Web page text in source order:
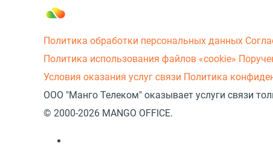
Политика обработки персональных данных
Политика использования файлов «cookie»
Условия оказания услуг связи Политика
ООО "Манго Телеком" оказывает услуги связи
© 2000-2026 MANGO OFFICE.